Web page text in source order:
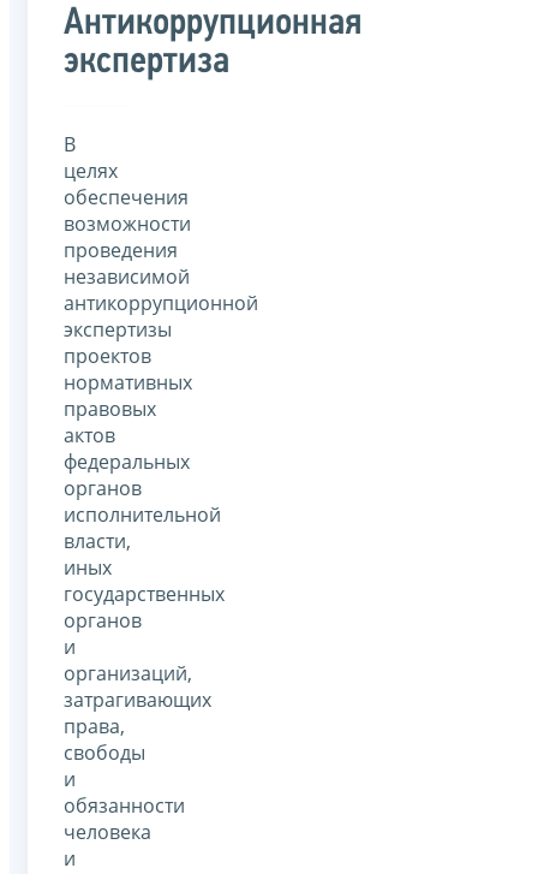
Антикоррупционная
экспертиза
В
целях
обеспечения
возможности
проведения
независимой
антикоррупционной
экспертизы
проектов
нормативных
правовых
актов
федеральных
органов
исполнительной
власти,
иных
государственных
органов
и
организаций,
затрагивающих
права,
свободы
и
обязанности
человека
и